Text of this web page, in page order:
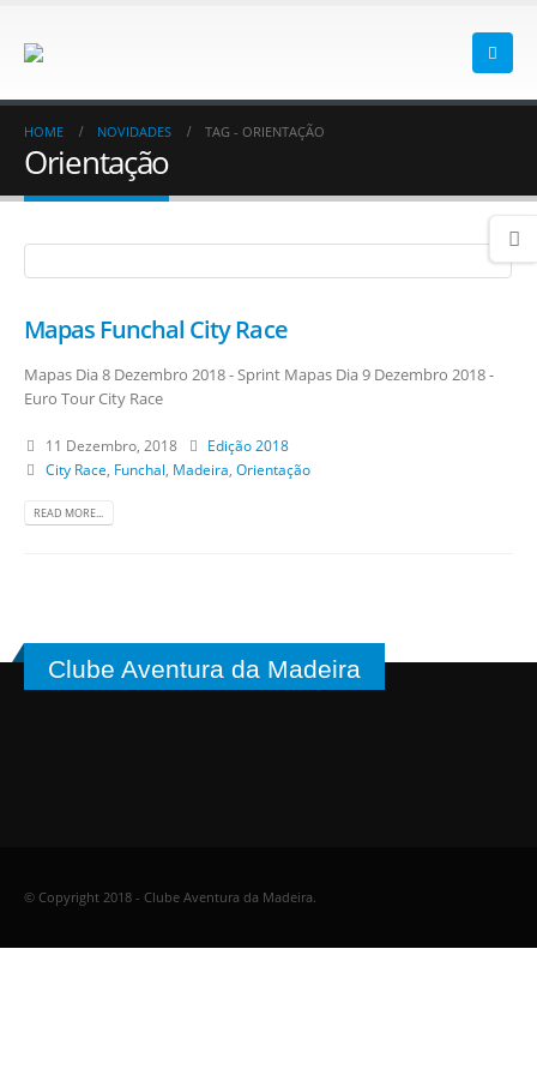
HOME NOVIDADES TAG - ORIENTAÇÃO
Orientação
Mapas Funchal City Race
Mapas Dia 8 Dezembro 2018 - Sprint Mapas Dia 9 Dezembro 2018 -
Euro Tour City Race
11 Dezembro, 2018
Edição 2018
City Race Funchal Madeira Orientação
READ MORE...
Clube Aventura da Madeira
© Copyright 2018 - Clube Aventura da Madeira.